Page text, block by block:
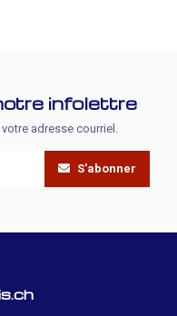
infolettre
adresse courriel.
S'abonner